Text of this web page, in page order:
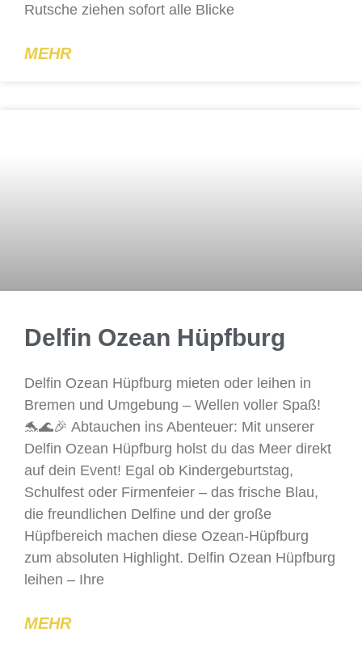
Rutsche ziehen sofort alle Blicke
MEHR
Delfin Ozean Hüpfburg
Delfin Ozean Hüpfburg mieten oder leihen in
Bremen und Umgebung – Wellen voller Spaß!
🐬🌊🎉 Abtauchen ins Abenteuer: Mit unserer
Delfin Ozean Hüpfburg holst du das Meer direkt
auf dein Event! Egal ob Kindergeburtstag,
Schulfest oder Firmenfeier – das frische Blau,
die freundlichen Delfine und der große
Hüpfbereich machen diese Ozean-Hüpfburg
zum absoluten Highlight. Delfin Ozean Hüpfburg
leihen – Ihre
MEHR